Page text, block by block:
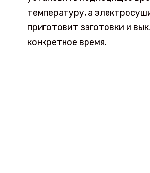
температуру, а
приготовит заготовки и
конкретное время.